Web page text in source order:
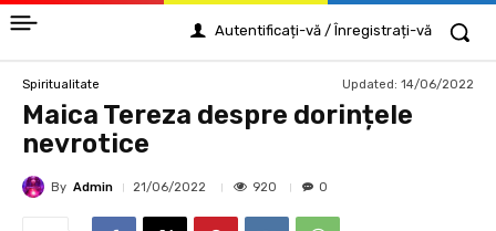
Autentificați-vă / Înregistrați-vă
Spiritualitate Updated: 14/06/2022
Maica Tereza despre dorințele
nevrotice
By Admin 21/06/2022 920 0